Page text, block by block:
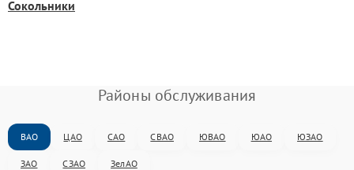
Сокольники
Районы обслуживания
ВАО ЦАО САО СВАО ЮВАО ЮАО ЮЗАО
ЗАО СЗАО ЗелАО